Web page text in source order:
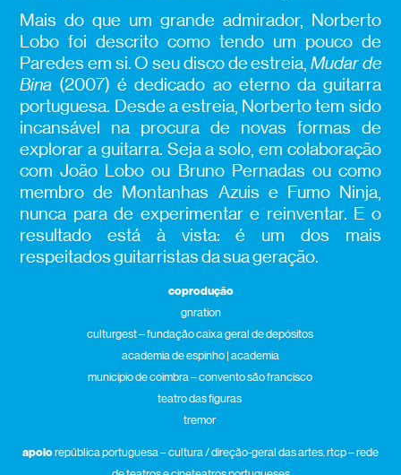
Mais do que um grande admirador, Norberto
Lobo foi descrito como tendo um pouco de
Paredes em si. O seu disco de estreia, Mudar de
Bina (2007) é dedicado ao eterno da guitarra
portuguesa. Desde a estreia, Norberto tem sido
incansável na procura de novas formas de
explorar a guitarra. Seja a solo, em colaboração
com João Lobo ou Bruno Pernadas ou como
membro de Montanhas Azuis e Fumo Ninja,
nunca para de experimentar e reinventar. E o
resultado está à vista: é um dos mais
respeitados guitarristas da sua geração.
coprodução
gnration
culturgest – fundação caixa geral de depósitos
academia de espinho | academia
município de coimbra – convento são francisco
teatro das figuras
tremor
apoiorepública portuguesa – cultura / direção-geral das artes. rtcp – rede